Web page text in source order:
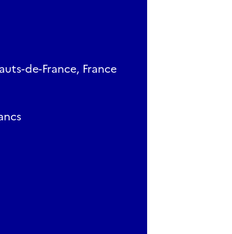
de-France, France